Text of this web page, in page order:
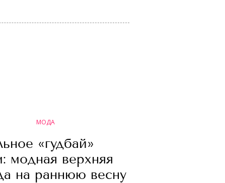
МОДА
«гудбай»
модная верхняя
на раннюю весну